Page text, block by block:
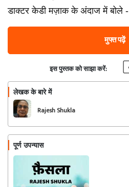
डाक्टर केडी मज़ाक के अंदाज में बोले -
मुफ्त पढ़ें
इस पुस्तक को साझा करें:
लेखक के बारे में
Rajesh Shukla
पूर्ण उपन्यास